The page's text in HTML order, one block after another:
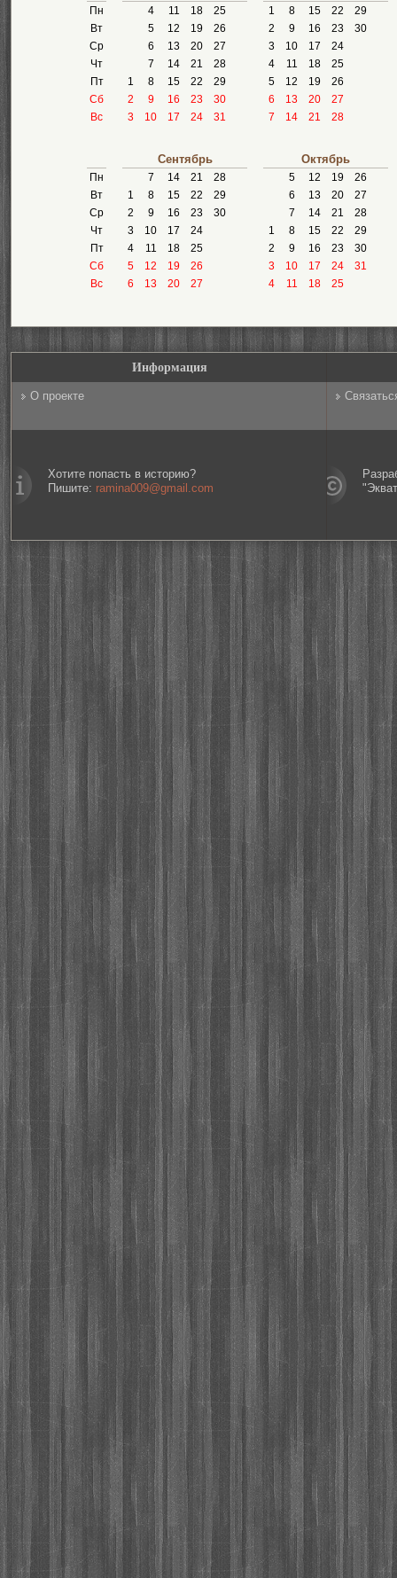
Пн
Вт
Ср
Чт
Пт
Сб
Вс
4 11 18
25
5
12 19
26
6
13 20
27
7
14 21
28
1
8 15 22
29
2
9 16 23
30
3
10 17 24 31
1 8 15 22
29
2
9 16 23
30
3
10 17
24
4
11 18
25
5
12 19
26
6
13 20
27
7
14 21 28
Пн
Вт
Ср
Чт
Пт
Сб
Вс
Сентябрь
7 14 21
28
1
8 15 22
29
2
9 16 23
30
3
10 17
24
4
11 18
25
5
12 19
26
6
13 20 27
Октябрь
5 12 19
26
6
13 20
27
7
14 21
28
1
8 15 22
29
2
9 16 23
30
3
10 17 24
31
4
11 18 25
Информация
О проекте
Хотите попасть в историю?
Пишите: ramina009@gmail.com